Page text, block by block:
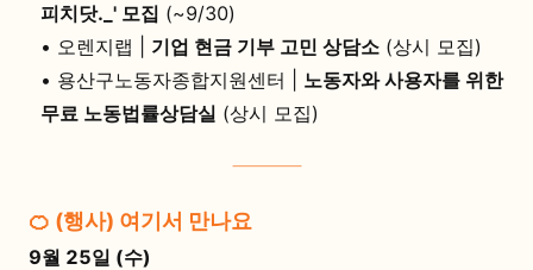
피치닷._' 모집 (~9/30)
• 오렌지랩 | 기업 현금 기부 고민 상담소(상시 모집)
• 용산구노동자종합지원센터 | 노동자와 사용자를 위한
무료 노동법률상담실 (상시 모집)
🍊 (행사) 여기서 만나요
9월 25일 (수)